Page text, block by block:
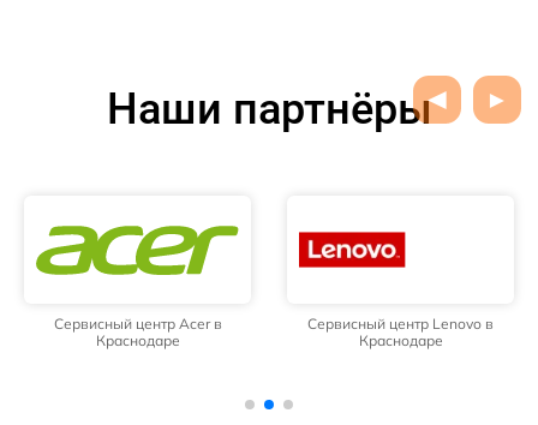
Наши партнёры
Сервисный центр Acer в
Краснодаре
Сервисный центр Lenovo в
Краснодаре